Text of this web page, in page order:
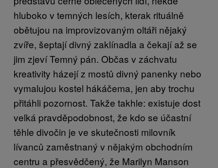
hluboko v temných lesích, kterak rituálně
obětujou na improvizovaným oltáři nějaký
zvíře, šeptají divný zaklínadla a čekají až se
jim zjeví Temný pán. Občas v záchvatu
kreativity házejí z mostů divný panenky nebo
vymalujou kostel hákáčema, jen aby trochu
přitáhli pozornost. Takže takhle: existuje dost
velká pravděpodobnost, že kdo se účastní
těhle divočin je ve skutečnosti milovník
lívanců zaměstnaný v nějakým obchodním
centru a přesvědčený, že Marilyn Manson